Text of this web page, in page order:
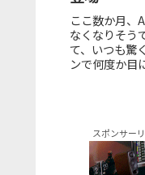
ここ数か月、
なくなりそう
て、いつも驚
ンで何度か目
スポンサー